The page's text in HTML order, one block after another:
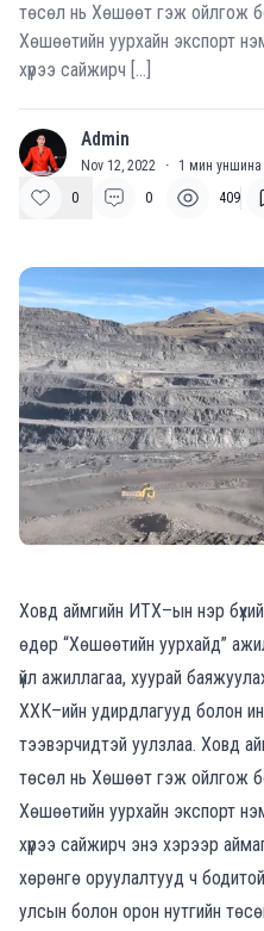
төсөл нь Хөшөөт гэж ойлгож
Хөшөөтийн уурхайн экспорт
хүрээ сайжирч […]
A Admin
Nov 12, 2022 · 1 мин уншина
0
0 409
Ховд аймгийн ИТХ–ын нэр
өдөр “Хөшөөтийн уурхайд”
үйл ажиллагаа, хуурай
ХХК–ийн удирдлагууд болон
тээвэрчидтэй уулзлаа. Ховд
төсөл нь Хөшөөт гэж ойлгож
Хөшөөтийн уурхайн экспорт
хүрээ сайжирч энэ хэрээр
хөрөнгө оруулалтууд ч бодитой
улсын болон орон нутгийн